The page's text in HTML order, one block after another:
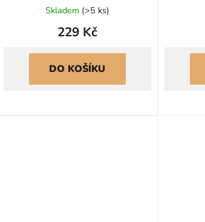
Skladem (>5 ks)
229 Kč
DO KOŠÍKU